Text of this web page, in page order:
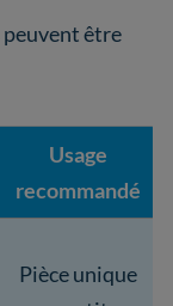
peuvent être
Usage
recommandé
Pièce unique